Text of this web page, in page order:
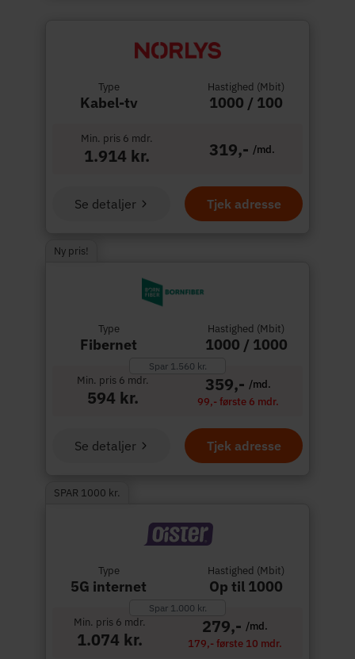
Type
Kabel-tv
Hastighed (Mbit)
1000 / 100
Min. pris 6 mdr.
1.914 kr. 319,- /md.
Tjek adresse
Se detaljer
Ny pris!
Type
Fibernet
Hastighed (Mbit)
1000 / 1000
Spar 1.560 kr.
Min. pris 6 mdr.
594 kr.
359,- /md.
99,- første 6 mdr.
Tjek adresse
Se detaljer
SPAR 1000 kr.
Type
5G internet
Hastighed (Mbit)
Op til 1000
Spar 1.000 kr.
Min. pris 6 mdr.
1.074 kr.
279,- /md.
179,- første 10 mdr.